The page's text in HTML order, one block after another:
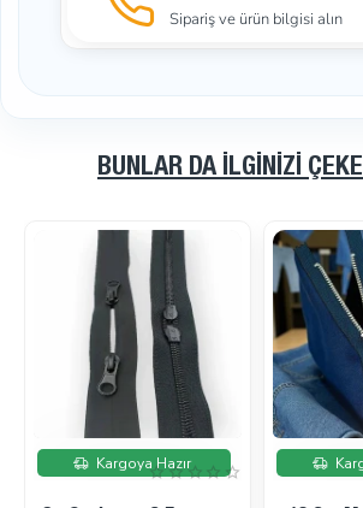
Sipariş ve ürün bilgisi alın
BUNLAR DA İLGINIZI
İndirimde
Kargoya Hazır